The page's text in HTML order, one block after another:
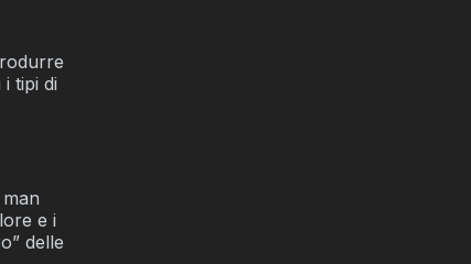
tipi di
e i
delle